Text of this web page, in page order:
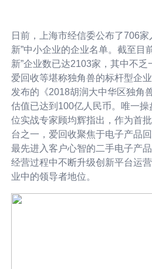
日前，上海市经信委公布了706
新”中小企业的企业名单。截至目
新”企业数已达2103家，其中不乏
爱回收等堪称独角兽的标杆型企
发布的《2018胡润大中华区独角
估值已达到100亿人民币。唯一
位实战专家顾均辉指出，作为首
台之一，爱回收聚焦于电子产品
最先进入客户心智的二手电子产
经营过程中不断升级创新平台运
业中的领导者地位。